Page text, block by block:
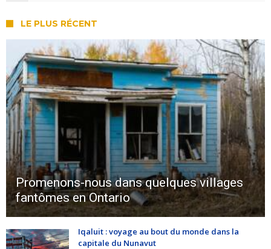
LE PLUS RÉCENT
Promenons-nous dans quelques villages
fantômes en Ontario
Iqaluit : voyage au bout du monde dans la
capitale du Nunavut